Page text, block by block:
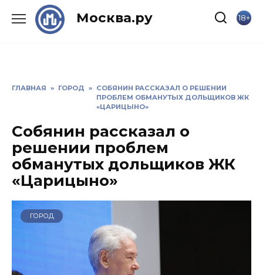
Москва.ру 18+
ГЛАВНАЯ » ГОРОД » СОБЯНИН РАССКАЗАЛ О РЕШЕНИИ
ПРОБЛЕМ ОБМАНУТЫХ ДОЛЬЩИКОВ ЖК
«ЦАРИЦЫНО»
Собянин рассказал о
решении проблем
обманутых дольщиков ЖК
«Царицыно»
ГОРОД